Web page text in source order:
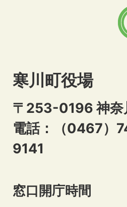
寒川町役場
〒253-0196 神奈
電話：（0467）
9141
窓口開庁時間